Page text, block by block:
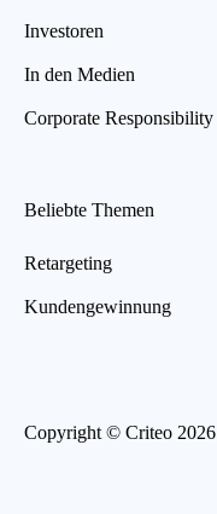
Investoren
In den Medien
Corporate Responsibility
Beliebte Themen
Retargeting
Kundengewinnung
Copyright © Criteo 2026